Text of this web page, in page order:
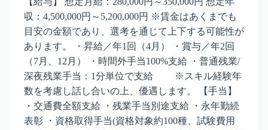
収：4,500,000円～5,200,000円 ※賃金はあくまでも
目安の金額であり、選考を通じて上下する可能性が
あります。 ・昇給／年1回（4月） ・賞与／年2回
（7月、12月） ・時間外手当100%支給 ・普通残業/
深夜残業手当：1分単位で支給 ※スキル経験年
数を考慮し話し合いの上、優遇します。 【手当】
・交通費全額支給 ・残業手当別途支給 ・永年勤続
表彰 ・資格取得手当(資格対象約100種、試験費用